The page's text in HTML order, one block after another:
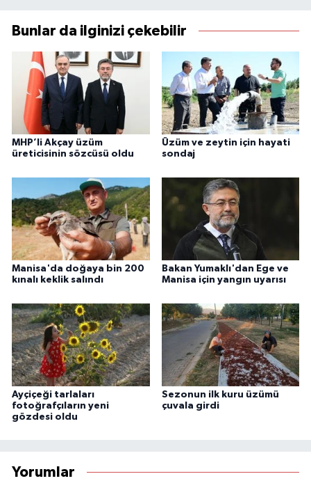
Bunlar da ilginizi çekebilir
MHP’li Akçay üzüm
üreticisinin sözcüsü oldu
Üzüm ve zeytin için hayati
sondaj
Manisa'da doğaya bin 200
kınalı keklik salındı
Bakan Yumaklı'dan Ege ve
Manisa için yangın uyarısı
Ayçiçeği tarlaları
fotoğrafçıların yeni
gözdesi oldu
Sezonun ilk kuru üzümü
çuvala girdi
Yorumlar